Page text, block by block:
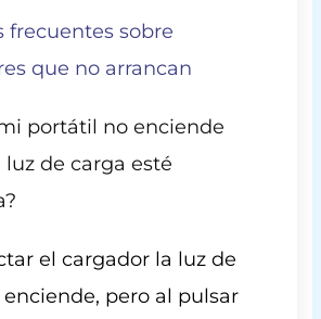
frecuentes sobre
que no arrancan
portátil no enciende
de carga esté
el cargador la luz de
pero al pulsar